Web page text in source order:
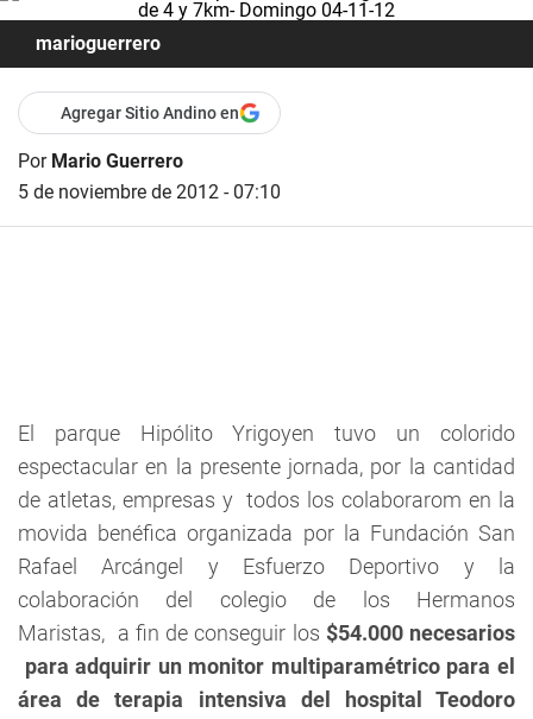
marioguerrero
Agregar Sitio Andino en
Por Mario Guerrero
5 de noviembre de 2012 - 07:10
El parque Hipólito Yrigoyen tuvo un colorido
espectacular en la presente jornada, por la cantidad
de atletas, empresas y todos los colaborarom en la
movida benéfica organizada por la Fundación San
Rafael Arcángel y Esfuerzo Deportivo y la
colaboración del colegio de los Hermanos
Maristas, a fin de conseguir los $54.000 necesarios
para adquirir un monitor multiparamétrico para el
área de terapia intensiva del hospital Teodoro